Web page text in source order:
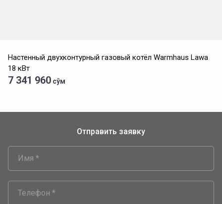
Настенный двухконтурный газовый котёл Warmhaus Lawa
18 кВт
7 341 960 сўм
Отправить заявку